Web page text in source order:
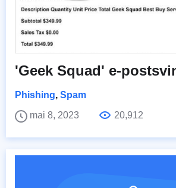
'Geek Squad' e-
Phishing, Spam
mai 8, 2023
20,912